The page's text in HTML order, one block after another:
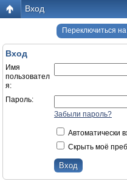
Вход
Переключиться
Вход
Имя
пользовател
я:
Пароль:
Забыли пароль?
Автоматически
Скрыть моё